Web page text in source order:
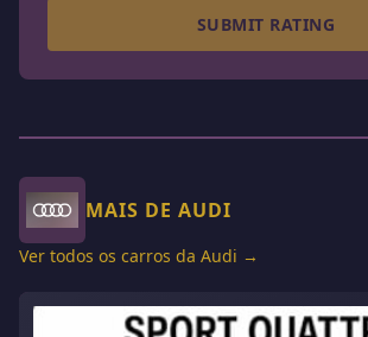
SUBMIT RATING
MAIS DE AUDI
Ver todos os carros da Audi →